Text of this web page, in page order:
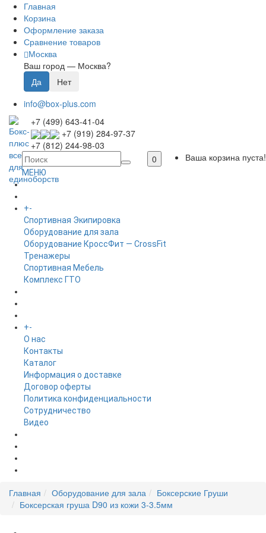
Главная
Корзина
Оформление заказа
Сравнение товаров
Москва
Ваш город — Москва?
info@box-plus.com
+7 (499) 643-41-04
+7 (919) 284-97-37
+7 (812) 244-98-03
0
Ваша корзина пуста!
МЕНЮ
ГЛАВНАЯ
+-
Спортивная Экипировка
Оборудование для зала
Оборудование КроссФит — CrossFit
Тренажеры
Спортивная Мебель
Комплекс ГТО
+-
O нас
Контакты
Каталог
Информация о доставке
Договор оферты
Политика конфиденциальности
Сотрудничество
Видео
Главная Оборудование для зала
Боксерские Груши
Боксерская груша D90 из кожи 3-3.5мм